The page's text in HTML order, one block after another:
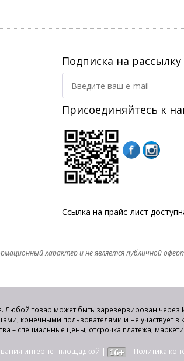
Подписка на рассылку
Присоединяйтесь к
Ссылка на прайс-лист
характер и не является публичной
товар может быть зарезервирован через
конечными пользователями и не участвует
– специальные цены, отсрочка платежа,
интернет площадкой | | Политика